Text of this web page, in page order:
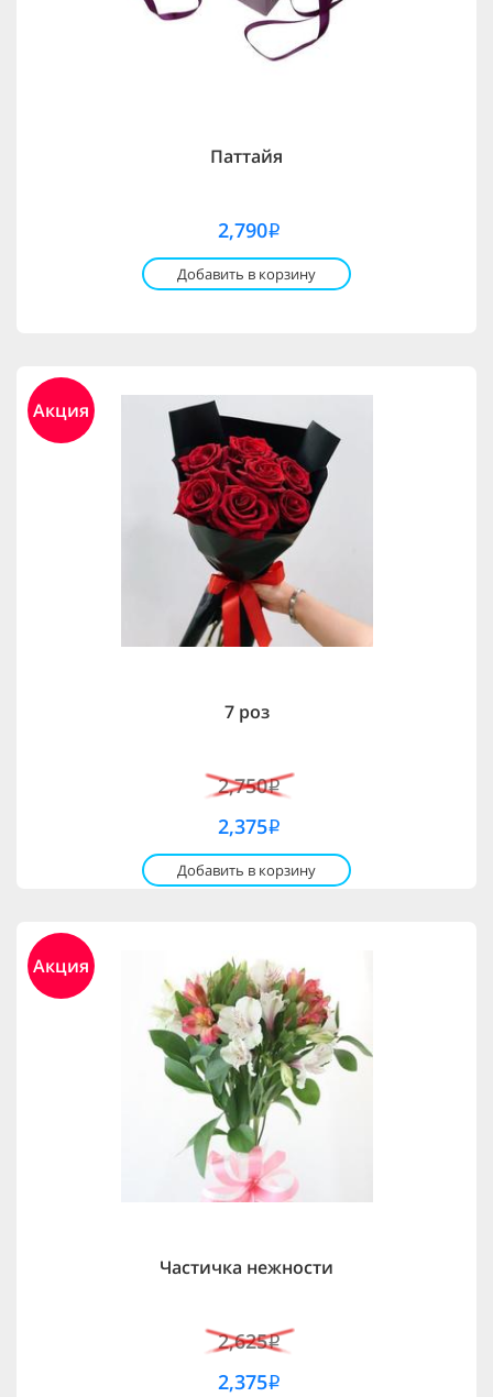
Паттайя
2,790i
Добавить в корзину
Акция
7 роз
2,750i
2,375i
Добавить в корзину
Акция
Частичка нежности
2,625i
2,375i